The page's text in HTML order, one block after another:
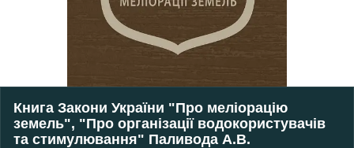
Книга Закони України "Про меліорацію
земель", "Про організації водокористувачів
та стимулювання" Паливода А.В.